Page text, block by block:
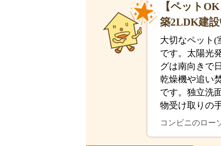
【ペット
築2LDK建設
大切なペット(
です。太陽光
グは南向きで
乾燥機や追い
です。独立洗
物受け取りの
コンビニのロー